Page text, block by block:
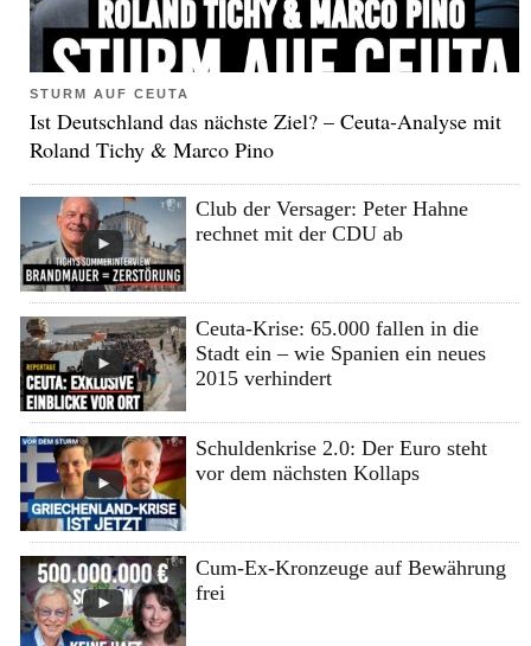
STURM AUF CEUTA
Ist Deutschland das nächste Ziel? – Ceuta-Analyse mit
Roland Tichy & Marco Pino
Club der Versager: Peter Hahne
rechnet mit der CDU ab
Ceuta-Krise: 65.000 fallen in die
Stadt ein – wie Spanien ein neues
2015 verhindert
Schuldenkrise 2.0: Der Euro steht
vor dem nächsten Kollaps
Cum-Ex-Kronzeuge auf Bewährung
frei